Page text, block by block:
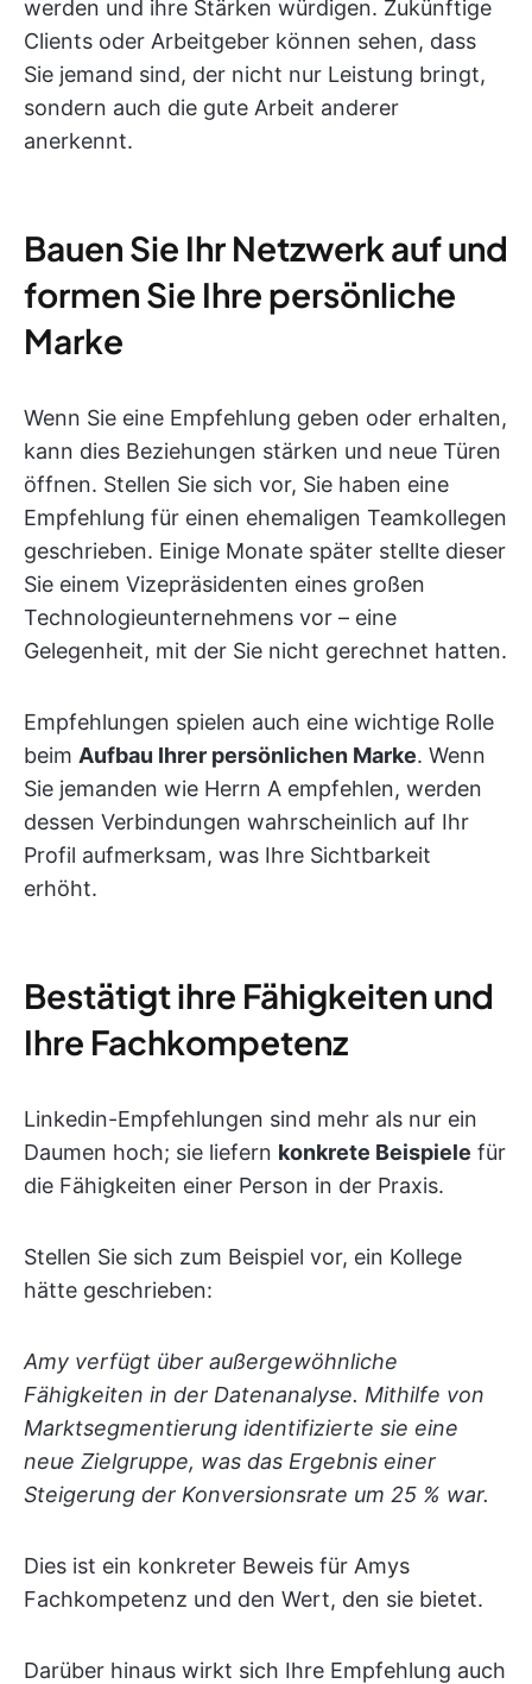
werden und ihre Stärken würdigen. Zukünftige
Clients oder Arbeitgeber können sehen, dass
Sie jemand sind, der nicht nur Leistung bringt,
sondern auch die gute Arbeit anderer
anerkennt.
Bauen Sie Ihr Netzwerk auf und
formen Sie Ihre persönliche
Marke
Wenn Sie eine Empfehlung geben oder erhalten,
kann dies Beziehungen stärken und neue Türen
öffnen. Stellen Sie sich vor, Sie haben eine
Empfehlung für einen ehemaligen Teamkollegen
geschrieben. Einige Monate später stellte dieser
Sie einem Vizepräsidenten eines großen
Technologieunternehmens vor – eine
Gelegenheit, mit der Sie nicht gerechnet hatten.
Empfehlungen spielen auch eine wichtige Rolle
beim Aufbau Ihrer persönlichen Marke. Wenn
Sie jemanden wie Herrn A empfehlen, werden
dessen Verbindungen wahrscheinlich auf Ihr
Profil aufmerksam, was Ihre Sichtbarkeit
erhöht.
Bestätigt ihre Fähigkeiten und
Ihre Fachkompetenz
Linkedin-Empfehlungen sind mehr als nur ein
Daumen hoch; sie liefern konkrete Beispiele für
die Fähigkeiten einer Person in der Praxis.
Stellen Sie sich zum Beispiel vor, ein Kollege
hätte geschrieben:
Amy verfügt über außergewöhnliche
Fähigkeiten in der Datenanalyse. Mithilfe von
Marktsegmentierung identifizierte sie eine
neue Zielgruppe, was das Ergebnis einer
Steigerung der Konversionsrate um 25 % war.
Dies ist ein konkreter Beweis für Amys
Fachkompetenz und den Wert, den sie bietet.
Darüber hinaus wirkt sich Ihre Empfehlung auch